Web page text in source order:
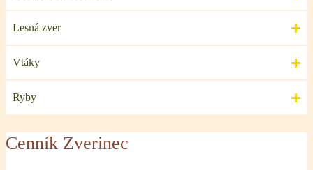
Lesná zver
Vtáky
Ryby
Cenník Zverinec